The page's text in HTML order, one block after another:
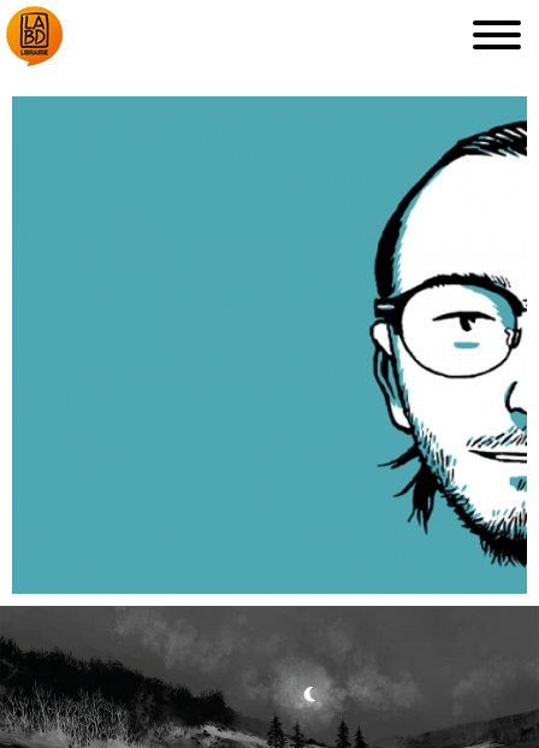
DÉDICACES, ETC.
ARCHIVES
EN IMAGES CONTACTS/ACCÈS